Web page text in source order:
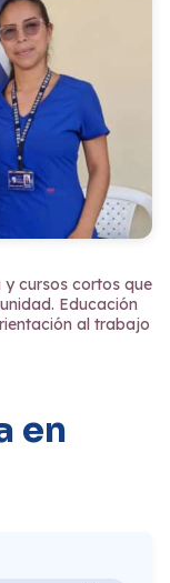
cursos cortos que
Educación
al trabajo
en